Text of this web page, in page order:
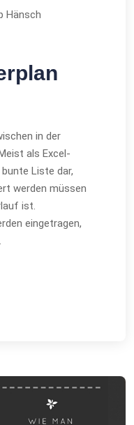
Hänsch
in der
als Excel-
Liste dar,
werden müssen
ist.
eingetragen,